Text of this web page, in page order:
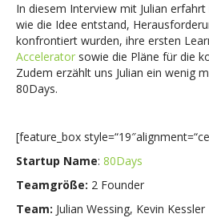
In diesem Interview mit Julian
wie die Idee entstand,
konfrontiert wurden, ihre ersten
Accelerator sowie die Pläne für die
Zudem erzählt uns Julian ein wenig
80Days.
[feature_box
Startup Name: 80Days
Teamgröße: 2 Founder
Team: Julian Wessing, Kevin Kessler